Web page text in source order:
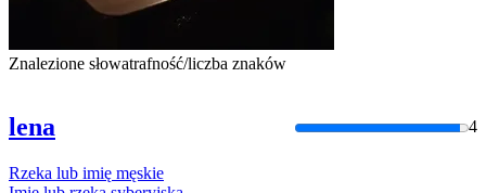
Znalezione słowatrafność/liczba znaków
lena 4
Rzeka lub imię męskie